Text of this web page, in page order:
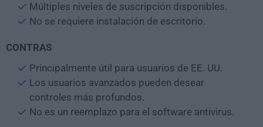
Múltiples niveles de suscripción disponibles.
No se requiere instalación de escritorio.
CONTRAS
Principalmente útil para usuarios de EE. UU.
Los usuarios avanzados pueden desear
controles más profundos.
No es un reemplazo para el software antivirus.